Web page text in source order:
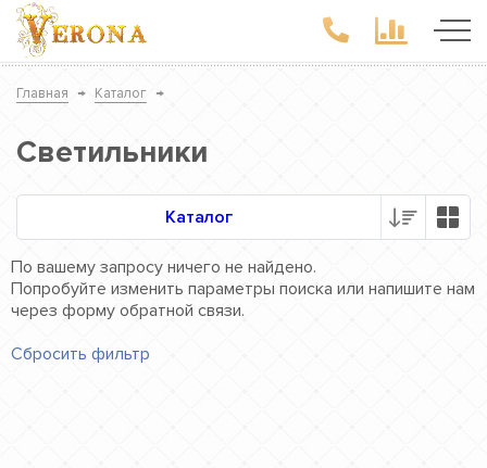
Главная → Каталог →
Светильники
Каталог
По вашему запросу ничего не найдено.
Попробуйте изменить параметры поиска или напишите нам
через форму обратной связи.
Сбросить фильтр